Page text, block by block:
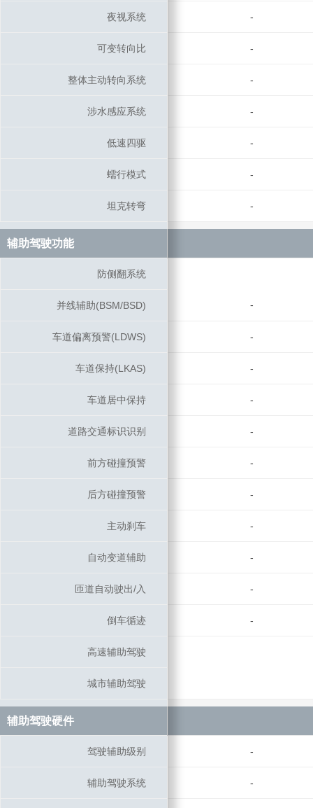
夜视系统 -
可变转向比 -
整体主动转向系统 -
涉水感应系统 -
低速四驱 -
蠕行模式 -
坦克转弯 -
辅助驾驶功能
防侧翻系统
并线辅助(BSM/BSD) -
车道偏离预警(LDWS) -
车道保持(LKAS) -
车道居中保持 -
道路交通标识识别 -
前方碰撞预警 -
后方碰撞预警 -
主动刹车 -
自动变道辅助 -
匝道自动驶出/入 -
倒车循迹 -
高速辅助驾驶
城市辅助驾驶
辅助驾驶硬件
驾驶辅助级别 -
辅助驾驶系统 -
夜视系统
可变转向比
整体主动转向系统
涉水感应系统
低速四驱
蠕行模式
坦克转弯
辅助驾驶功能
防侧翻系统
并线辅助(BSM/BSD)
车道偏离预警(LDWS)
车道保持(LKAS)
车道居中保持
道路交通标识识别
前方碰撞预警
后方碰撞预警
主动刹车
自动变道辅助
匝道自动驶出/入
倒车循迹
高速辅助驾驶
城市辅助驾驶
辅助驾驶硬件
驾驶辅助级别
辅助驾驶系统